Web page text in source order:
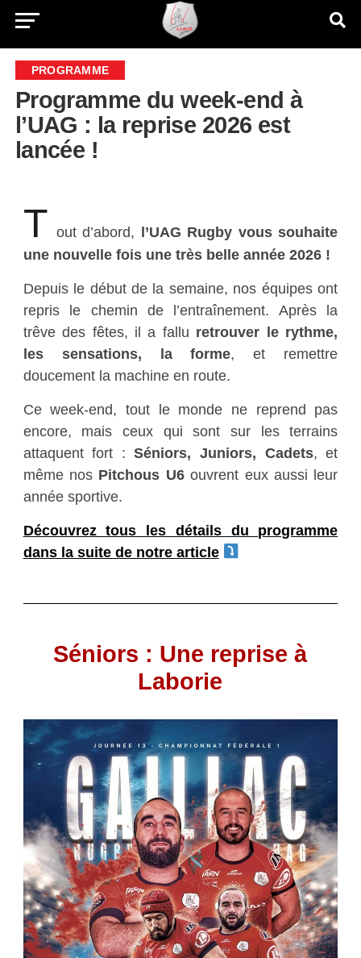
PROGRAMME
Programme du week-end à
l’UAG : la reprise 2026 est
lancée !
T out d’abord, l’UAG Rugby vous souhaite
une nouvelle fois une très belle année 2026 !
Depuis le début de la semaine, nos équipes ont
repris le chemin de l’entraînement. Après la
trêve des fêtes, il a fallu retrouver le rythme,
les sensations, la forme, et remettre
doucement la machine en route.
Ce week-end, tout le monde ne reprend pas
encore, mais ceux qui sont sur les terrains
attaquent fort :Séniors, Juniors, Cadets, et
même nos Pitchous U6ouvrent eux aussi leur
année sportive.
Découvrez tous les détails du programme
dans la suite de notre article
Séniors : Une reprise à
Laborie